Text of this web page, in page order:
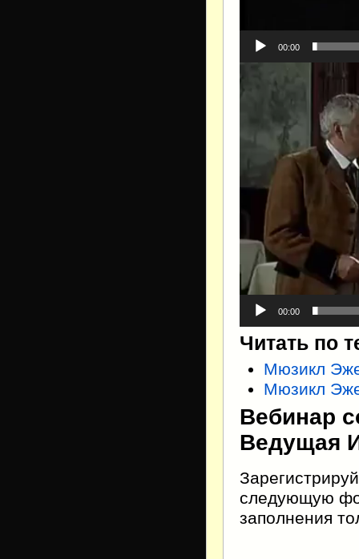
00:00
00:00
Читать по
Мюзикл
Мюзикл
Вебинар
Ведущая
следующую
заполнения